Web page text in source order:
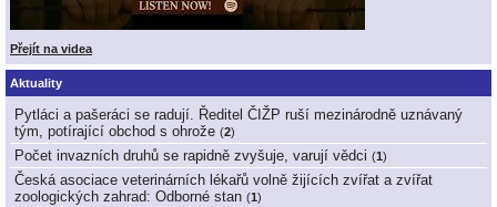
Přejít na videa
Aktuality
Pytláci a pašeráci se radují. Ředitel ČIŽP ruší mezinárodně uznávaný
tým, potírající obchod s ohrože (2)
Počet invazních druhů se rapidně zvyšuje, varují vědci (1)
Česká asociace veterinárních lékařů volně žijících zvířat a zvířat
zoologických zahrad: Odborné stan (1)